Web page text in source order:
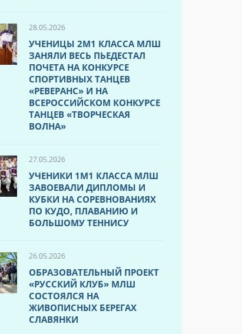
28.05.2026
УЧЕНИЦЫ 2М1 КЛАССА МЛШ
ЗАНЯЛИ ВЕСЬ ПЬЕДЕСТАЛ
ПОЧЕТА НА КОНКУРСЕ
СПОРТИВНЫХ ТАНЦЕВ
«РЕВЕРАНС» И НА
ВСЕРОССИЙСКОМ КОНКУРСЕ
ТАНЦЕВ «ТВОРЧЕСКАЯ
ВОЛНА»
27.05.2026
УЧЕНИКИ 1М1 КЛАССА МЛШ
ЗАВОЕВАЛИ ДИПЛОМЫ И
КУБКИ НА СОРЕВНОВАНИЯХ
ПО КУДО, ПЛАВАНИЮ И
БОЛЬШОМУ ТЕННИСУ
26.05.2026
ОБРАЗОВАТЕЛЬНЫЙ ПРОЕКТ
«РУССКИЙ КЛУБ» МЛШ
СОСТОЯЛСЯ НА
ЖИВОПИСНЫХ БЕРЕГАХ
СЛАВЯНКИ